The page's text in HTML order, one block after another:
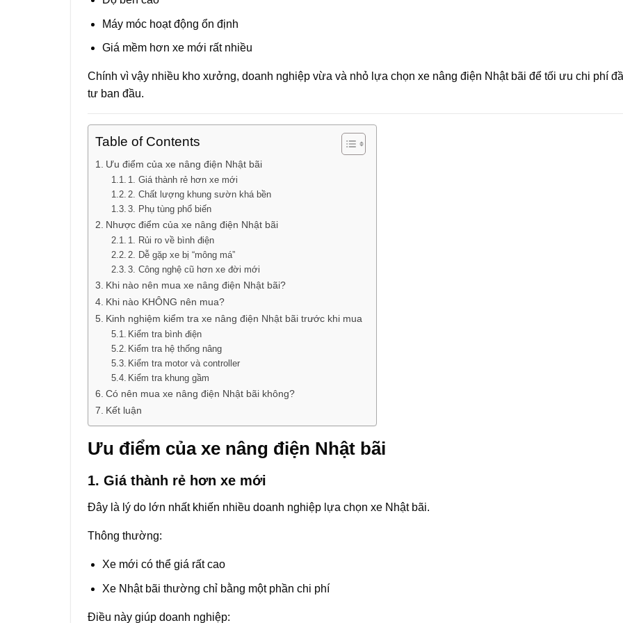
Máy móc hoạt động ổn định
Giá mềm hơn xe mới rất nhiều
Chính vì vậy nhiều kho xưởng, doanh nghiệp vừa và nhỏ lựa chọn xe nâng điện Nhật bãi để tối ưu chi phí
tư ban đầu.
Table of Contents
Ưu điểm của xe nâng điện Nhật bãi
1. Giá thành rẻ hơn xe mới
2. Chất lượng khung sườn khá bền
3. Phụ tùng phổ biến
Nhược điểm của xe nâng điện Nhật bãi
1. Rủi ro về bình điện
2. Dễ gặp xe bị “mông má”
3. Công nghệ cũ hơn xe đời mới
Khi nào nên mua xe nâng điện Nhật bãi?
Khi nào KHÔNG nên mua?
Kinh nghiệm kiểm tra xe nâng điện Nhật bãi trước khi mua
Kiểm tra bình điện
Kiểm tra hệ thống nâng
Kiểm tra motor và controller
Kiểm tra khung gầm
Có nên mua xe nâng điện Nhật bãi không?
Kết luận
Ưu điểm của xe nâng điện Nhật bãi
1. Giá thành rẻ hơn xe mới
Đây là lý do lớn nhất khiến nhiều doanh nghiệp lựa chọn xe Nhật bãi.
Thông thường:
Xe mới có thể giá rất cao
Xe Nhật bãi thường chỉ bằng một phần chi phí
Điều này giúp doanh nghiệp: